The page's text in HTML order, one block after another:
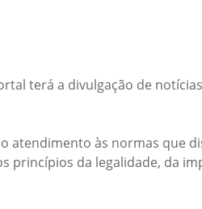
terá a divulgação de
atendimento às normas que
princípios da legalidade, da